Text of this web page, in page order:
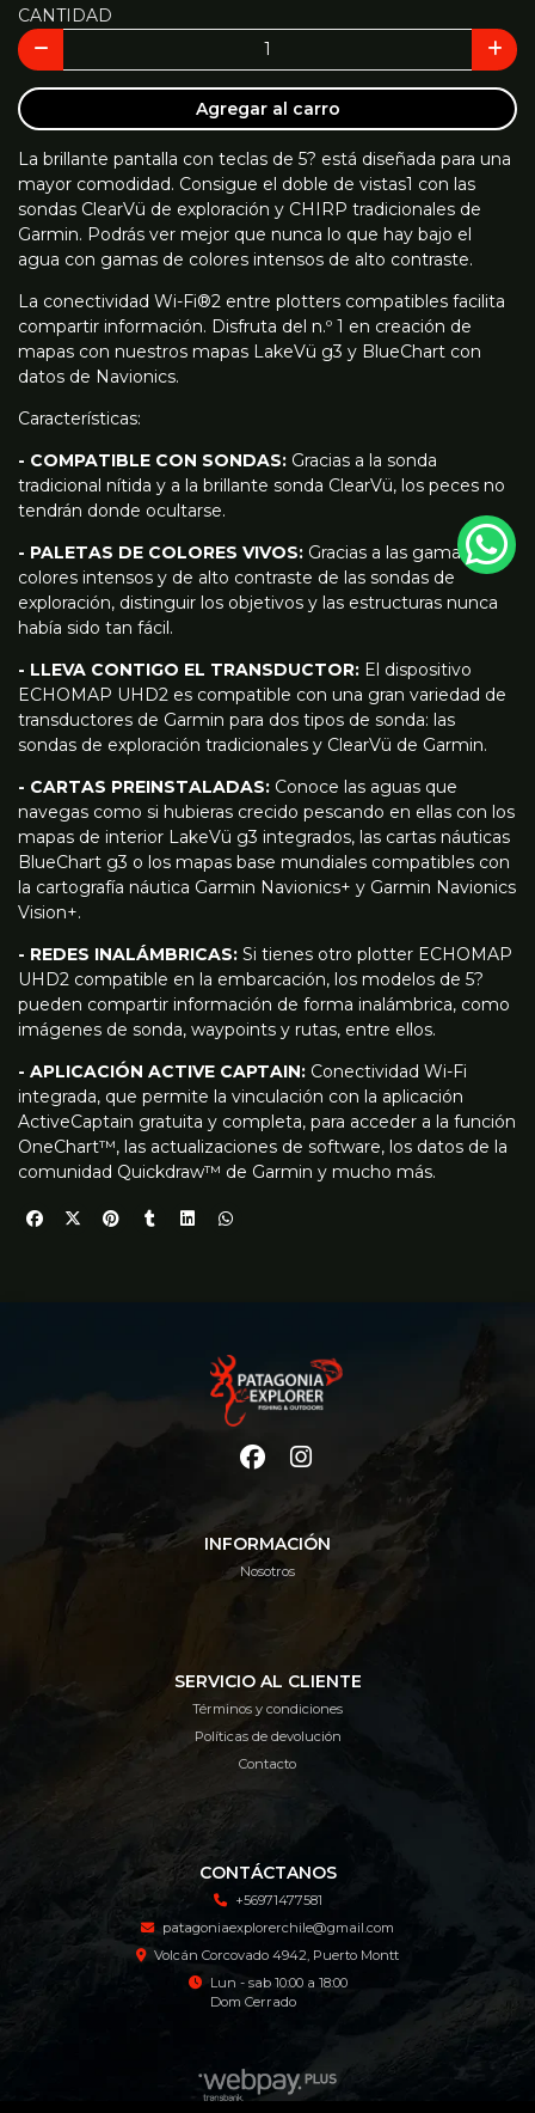
CANTIDAD
Agregar al carro
La brillante pantalla con teclas de 5? está diseñada para una
mayor comodidad. Consigue el doble de vistas1 con las
sondas ClearVü de exploración y CHIRP tradicionales de
Garmin. Podrás ver mejor que nunca lo que hay bajo el
agua con gamas de colores intensos de alto contraste.
La conectividad Wi-Fi®2 entre plotters compatibles facilita
compartir información. Disfruta del n.º 1 en creación de
mapas con nuestros mapas LakeVü g3 y BlueChart con
datos de Navionics.
Características:
- COMPATIBLE CON SONDAS: Gracias a la sonda
tradicional nítida y a la brillante sonda ClearVü, los peces no
tendrán donde ocultarse.
- PALETAS DE COLORES VIVOS: Gracias a las gamas de
colores intensos y de alto contraste de las sondas de
exploración, distinguir los objetivos y las estructuras nunca
había sido tan fácil.
- LLEVA CONTIGO EL TRANSDUCTOR: El dispositivo
ECHOMAP UHD2 es compatible con una gran variedad de
transductores de Garmin para dos tipos de sonda: las
sondas de exploración tradicionales y ClearVü de Garmin.
- CARTAS PREINSTALADAS: Conoce las aguas que
navegas como si hubieras crecido pescando en ellas con los
mapas de interior LakeVü g3 integrados, las cartas náuticas
BlueChart g3 o los mapas base mundiales compatibles con
la cartografía náutica Garmin Navionics+ y Garmin Navionics
Vision+.
- REDES INALÁMBRICAS: Si tienes otro plotter ECHOMAP
UHD2 compatible en la embarcación, los modelos de 5?
pueden compartir información de forma inalámbrica, como
imágenes de sonda, waypoints y rutas, entre ellos.
- APLICACIÓN ACTIVE CAPTAIN: Conectividad Wi-Fi
integrada, que permite la vinculación con la aplicación
ActiveCaptain gratuita y completa, para acceder a la función
OneChart™, las actualizaciones de software, los datos de la
comunidad Quickdraw™ de Garmin y mucho más.
INFORMACIÓN
Nosotros
SERVICIO AL CLIENTE
Términos y condiciones
Políticas de devolución
Contacto
CONTÁCTANOS
+56971477581
patagoniaexplorerchile@gmail.com
Volcán Corcovado 4942, Puerto Montt
Lun - sab 10:00 a 18:00
Dom Cerrado